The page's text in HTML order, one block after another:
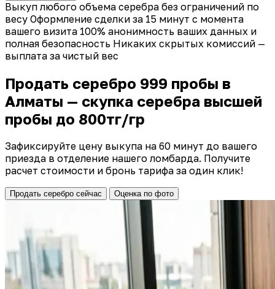
Выкуп любого объема серебра без ограничений по
весу Оформление сделки за 15 минут с момента
вашего визита 100% анонимность ваших данных и
полная безопасность Никаких скрытых комиссий —
выплата за чистый вес
Продать серебро 999 пробы в
Алматы — скупка серебра высшей
пробы до 800тг/гр
Зафиксируйте цену выкупа на 60 минут до вашего
приезда в отделение нашего ломбарда. Получите
расчет стоимости и бронь тарифа за один клик!
Продать серебро сейчас Оценка по фото